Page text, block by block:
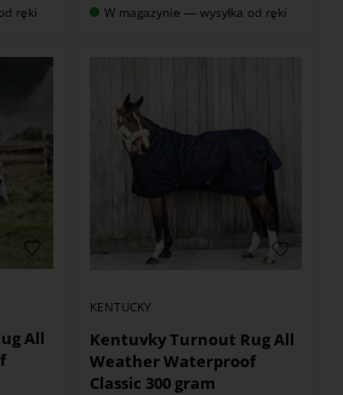
ręki W magazynie — wysyłka od ręki
All
KENTUCKY
Kentuvky Turnout Rug All
Weather Waterproof
Classic 300 gram